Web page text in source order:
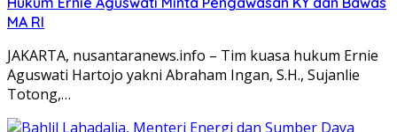
MA RI
JAKARTA, nusantaranews.info – Tim kuasa hukum Ernie
Aguswati Hartojo yakni Abraham Ingan, S.H., Sujanlie
Totong,…